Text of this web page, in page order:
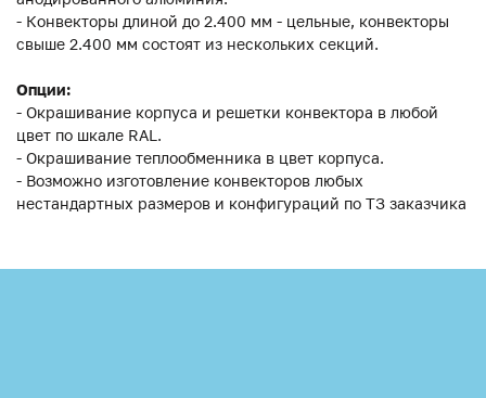
- Конвекторы длиной до 2.400 мм - цельные, конвекторы
свыше 2.400 мм состоят из нескольких секций.
Опции:
- Окрашивание корпуса и решетки конвектора в любой
цвет по шкале RAL.
- Окрашивание теплообменника в цвет корпуса.
- Возможно изготовление конвекторов любых
нестандартных размеров и конфигураций по ТЗ заказчика